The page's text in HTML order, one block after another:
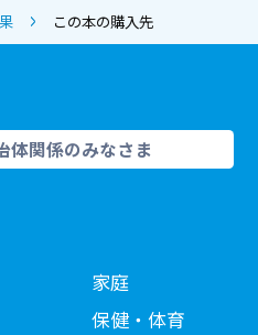
この本の購入先
体関係のみなさま
家庭
保健・体育